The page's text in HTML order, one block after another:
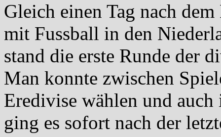
Gleich einen Tag nach
mit Fussball in den
stand die erste Runde der
Man konnte zwischen
Eredivise wählen und
ging es sofort nach der